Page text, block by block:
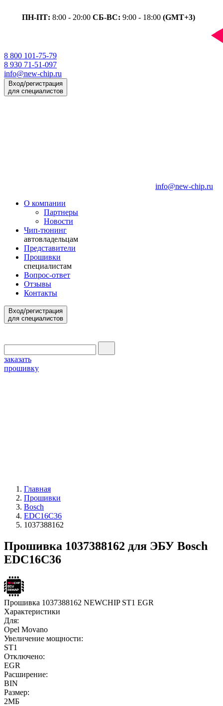
ПН-ПТ: 8:00 - 20:00 СБ-ВС: 9:00 - 18:00 (GMT+3)
8 800 101-75-79
8 930 71-51-097
info@new-chip.ru
Вход/регистрация
для специалистов
info@new-chip.ru
О компании
Партнеры
Новости
Чип-тюнинг
автовладельцам
Представители
Прошивки
специалистам
Вопрос-ответ
Отзывы
Контакты
Вход/регистрация
для специалистов
заказать
прошивку
Главная
Прошивки
Bosch
EDC16C36
1037388162
Прошивка 1037388162 для ЭБУ Bosch
EDC16C36
Прошивка 1037388162 NEWCHIP ST1 EGR
Характеристики
Для:
Opel Movano
Увеличение мощности:
ST1
Отключено:
EGR
Расширение:
BIN
Размер:
2МБ